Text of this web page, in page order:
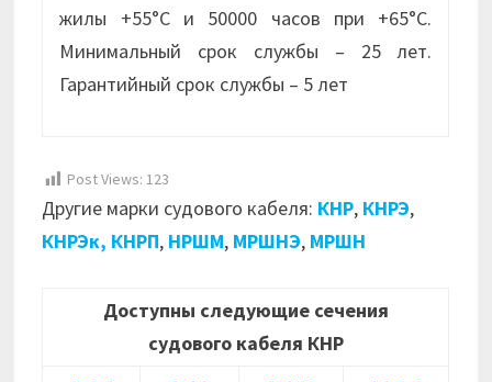
жилы +55°С и 50000 часов при +65°С.
Минимальный срок службы – 25 лет.
Гарантийный срок службы – 5 лет
Post Views: 123
Другие марки судового кабеля: КНР, КНРЭ,
КНРЭк, КНРП, НРШМ, МРШНЭ, МРШН
Доступны следующие сечения
судового кабеля КНР